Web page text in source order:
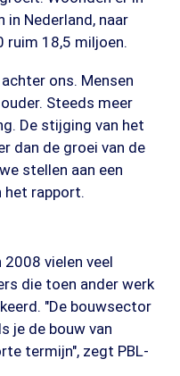
in Nederland, naar
ruim 18,5 miljoen.
ons. Mensen
Steeds meer
De stijging van het
dan de groei van de
stellen aan een
het rapport.
vielen veel
die toen ander werk
"De bouwsector
je de bouw van
termijn", zegt PBL-